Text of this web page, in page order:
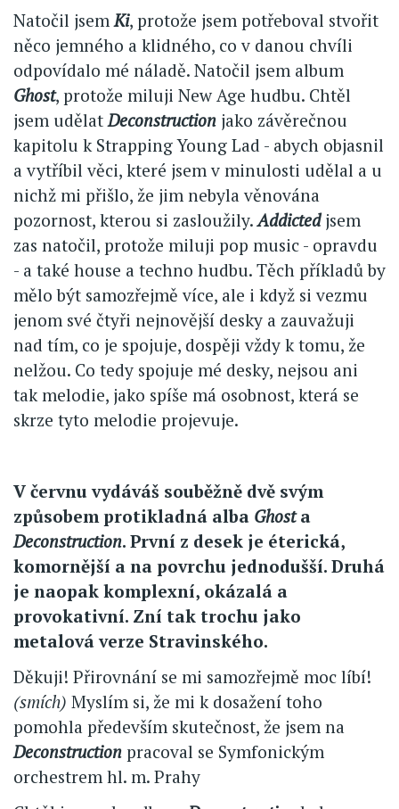
Natočil jsem Ki, protože jsem potřeboval stvořit
něco jemného a klidného, co v danou chvíli
odpovídalo mé náladě. Natočil jsem album
Ghost, protože miluji New Age hudbu. Chtěl
jsem udělat Deconstruction jako závěrečnou
kapitolu k Strapping Young Lad - abych objasnil
a vytříbil věci, které jsem v minulosti udělal a u
nichž mi přišlo, že jim nebyla věnována
pozornost, kterou si zasloužily.Addictedjsem
zas natočil, protože miluji pop music - opravdu
- a také house a techno hudbu. Těch příkladů by
mělo být samozřejmě více, ale i když si vezmu
jenom své čtyři nejnovější desky a zauvažuji
nad tím, co je spojuje, dospěji vždy k tomu, že
nelžou. Co tedy spojuje mé desky, nejsou ani
tak melodie, jako spíše má osobnost, která se
skrze tyto melodie projevuje.
V červnu vydáváš souběžně dvě svým
způsobem protikladná alba Ghosta
Deconstruction. První z desek je éterická,
komornější a na povrchu jednodušší. Druhá
je naopak komplexní, okázalá a
provokativní. Zní tak trochu jako
metalová verze Stravinského.
Děkuji! Přirovnání se mi samozřejmě moc líbí!
(smích) Myslím si, že mi k dosažení toho
pomohla především skutečnost, že jsem na
Deconstruction pracoval se Symfonickým
orchestrem hl. m. Prahy